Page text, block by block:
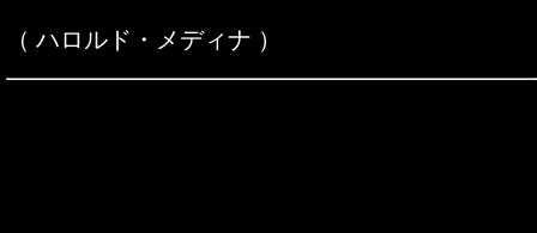
（ ハロルド・メディナ ）